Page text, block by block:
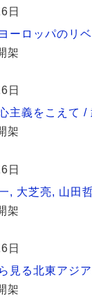
日
ーロッパのリ
架
日
主義をこえて /
架
日
, 大芝亮, 山田
架
日
見る北東アジ
架